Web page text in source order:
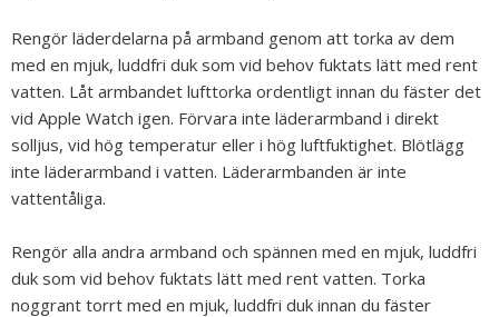
Rengör läderdelarna på armband genom att torka av dem
med en mjuk, luddfri duk som vid behov fuktats lätt med rent
vatten. Låt armbandet lufttorka ordentligt innan du fäster det
vid Apple Watch igen. Förvara inte läderarmband i direkt
solljus, vid hög temperatur eller i hög luftfuktighet. Blötlägg
inte läderarmband i vatten. Läderarmbanden är inte
vattentåliga.
Rengör alla andra armband och spännen med en mjuk, luddfri
duk som vid behov fuktats lätt med rent vatten. Torka
noggrant torrt med en mjuk, luddfri duk innan du fäster